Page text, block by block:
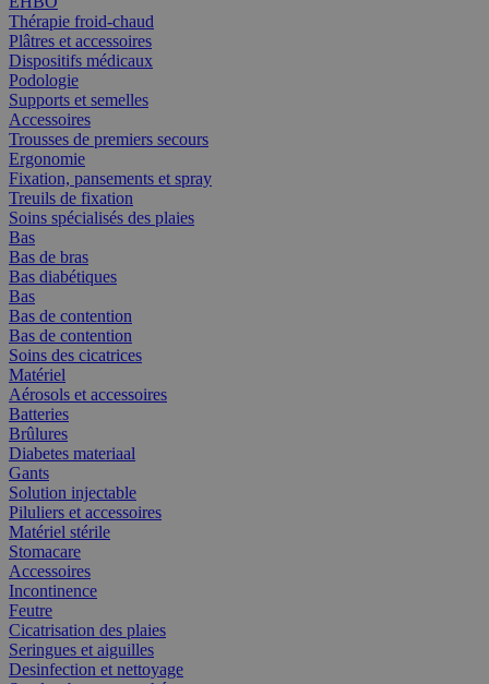
Thérapie froid-chaud
Plâtres et accessoires
Dispositifs médicaux
Podologie
Supports et semelles
Accessoires
Trousses de premiers secours
Ergonomie
Fixation, pansements et spray
Treuils de fixation
Soins spécialisés des plaies
Bas
Bas de bras
Bas diabétiques
Bas
Bas de contention
Bas de contention
Soins des cicatrices
Matériel
Aérosols et accessoires
Batteries
Brûlures
Diabetes materiaal
Gants
Solution injectable
Piluliers et accessoires
Matériel stérile
Stomacare
Accessoires
Incontinence
Feutre
Cicatrisation des plaies
Seringues et aiguilles
Desinfection et nettoyage